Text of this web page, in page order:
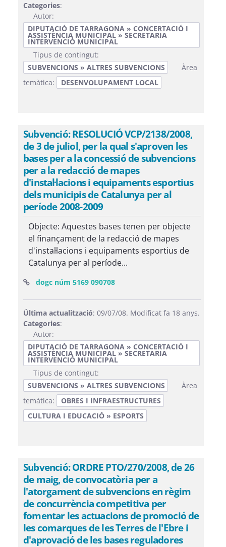
Categories:
Autor:
DIPUTACIÓ DE TARRAGONA » CONCERTACIÓ I
ASSISTÈNCIA MUNICIPAL » SECRETARIA
INTERVENCIÓ MUNICIPAL
Tipus de contingut:
SUBVENCIONS » ALTRES SUBVENCIONS
Àrea
temàtica:
DESENVOLUPAMENT LOCAL
Subvenció: RESOLUCIÓ VCP/2138/2008,
de 3 de juliol, per la qual s'aproven les
bases per a la concessió de subvencions
per a la redacció de mapes
d'instal·lacions i equipaments esportius
dels municipis de Catalunya per al
període 2008-2009
Objecte: Aquestes bases tenen per objecte
el finançament de la redacció de mapes
d'instal·lacions i equipaments esportius de
Catalunya per al període...
dogc núm 5169 090708(Obre una finestra nova)
Última actualització: 09/07/08. Modificat fa 18 anys.
Categories:
Autor:
DIPUTACIÓ DE TARRAGONA » CONCERTACIÓ I
ASSISTÈNCIA MUNICIPAL » SECRETARIA
INTERVENCIÓ MUNICIPAL
Tipus de contingut:
SUBVENCIONS » ALTRES SUBVENCIONS
Àrea
temàtica:
OBRES I INFRAESTRUCTURES
CULTURA I EDUCACIÓ » ESPORTS
Subvenció: ORDRE PTO/270/2008, de 26
de maig, de convocatòria per a
l'atorgament de subvencions en règim
de concurrència competitiva per
fomentar les actuacions de promoció de
les comarques de les Terres de l'Ebre i
d'aprovació de les bases reguladores